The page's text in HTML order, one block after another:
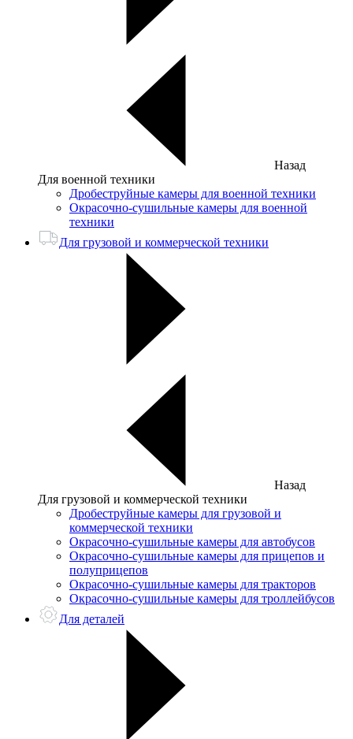
Назад
Для военной техники
Дробеструйные камеры для военной техники
Окрасочно-сушильные камеры для военной
техники
Для грузовой и коммерческой техники
Назад
Для грузовой и коммерческой техники
Дробеструйные камеры для грузовой и
коммерческой техники
Окрасочно-сушильные камеры для автобусов
Окрасочно-сушильные камеры для прицепов и
полуприцепов
Окрасочно-сушильные камеры для тракторов
Окрасочно-сушильные камеры для троллейбусов
Для деталей